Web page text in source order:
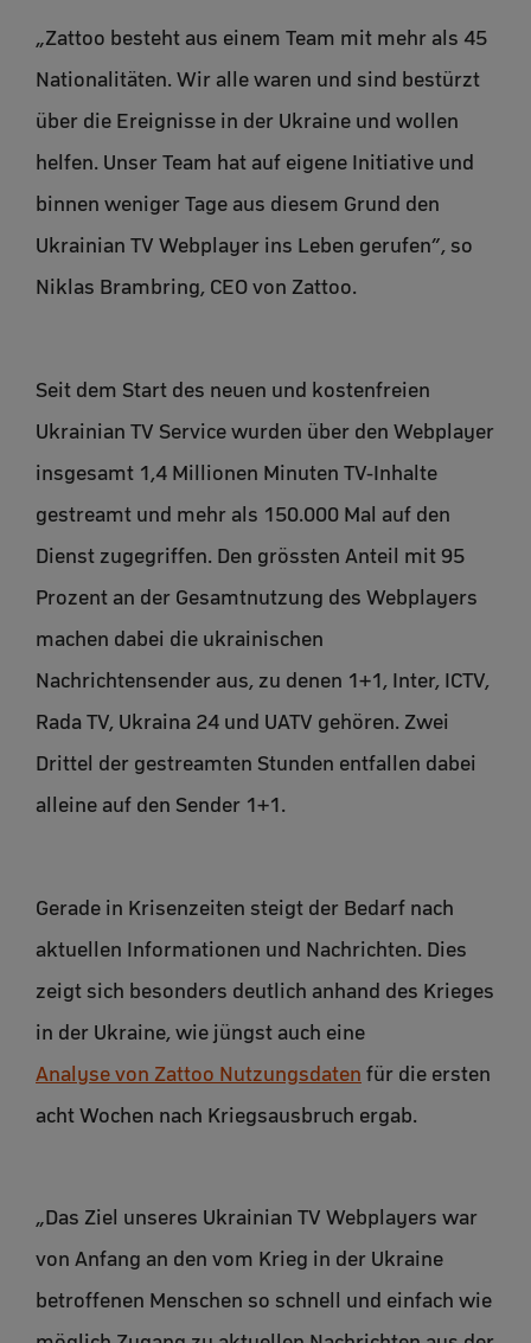
„Zattoo besteht aus einem Team mit mehr als 45
Nationalitäten. Wir alle waren und sind bestürzt
über die Ereignisse in der Ukraine und wollen
helfen. Unser Team hat auf eigene Initiative und
binnen weniger Tage aus diesem Grund den
Ukrainian TV Webplayer ins Leben gerufen”, so
Niklas Brambring, CEO von Zattoo.
Seit dem Start des neuen und kostenfreien
Ukrainian TV Service wurden über den Webplayer
insgesamt 1,4 Millionen Minuten TV-Inhalte
gestreamt und mehr als 150.000 Mal auf den
Dienst zugegriffen. Den grössten Anteil mit 95
Prozent an der Gesamtnutzung des Webplayers
machen dabei die ukrainischen
Nachrichtensender aus, zu denen 1+1, Inter, ICTV,
Rada TV, Ukraina 24 und UATV gehören. Zwei
Drittel der gestreamten Stunden entfallen dabei
alleine auf den Sender 1+1.
Gerade in Krisenzeiten steigt der Bedarf nach
aktuellen Informationen und Nachrichten. Dies
zeigt sich besonders deutlich anhand des Krieges
in der Ukraine, wie jüngst auch eine
Analyse von Zattoo Nutzungsdaten für die ersten
acht Wochen nach Kriegsausbruch ergab.
„Das Ziel unseres Ukrainian TV Webplayers war
von Anfang an den vom Krieg in der Ukraine
betroffenen Menschen so schnell und einfach wie